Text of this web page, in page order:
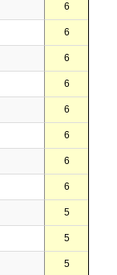
6
6
6
6
6
6
6
6
5
5
5